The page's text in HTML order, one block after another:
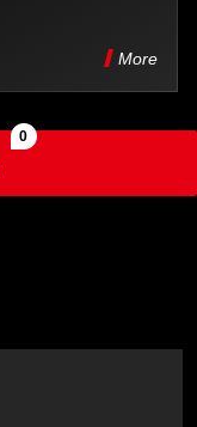
More
0